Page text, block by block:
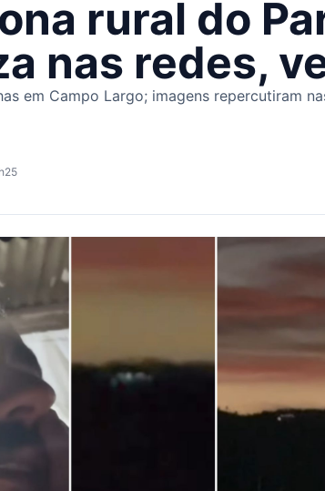
rural do
nas redes,
em Campo Largo; imagens repercutiram